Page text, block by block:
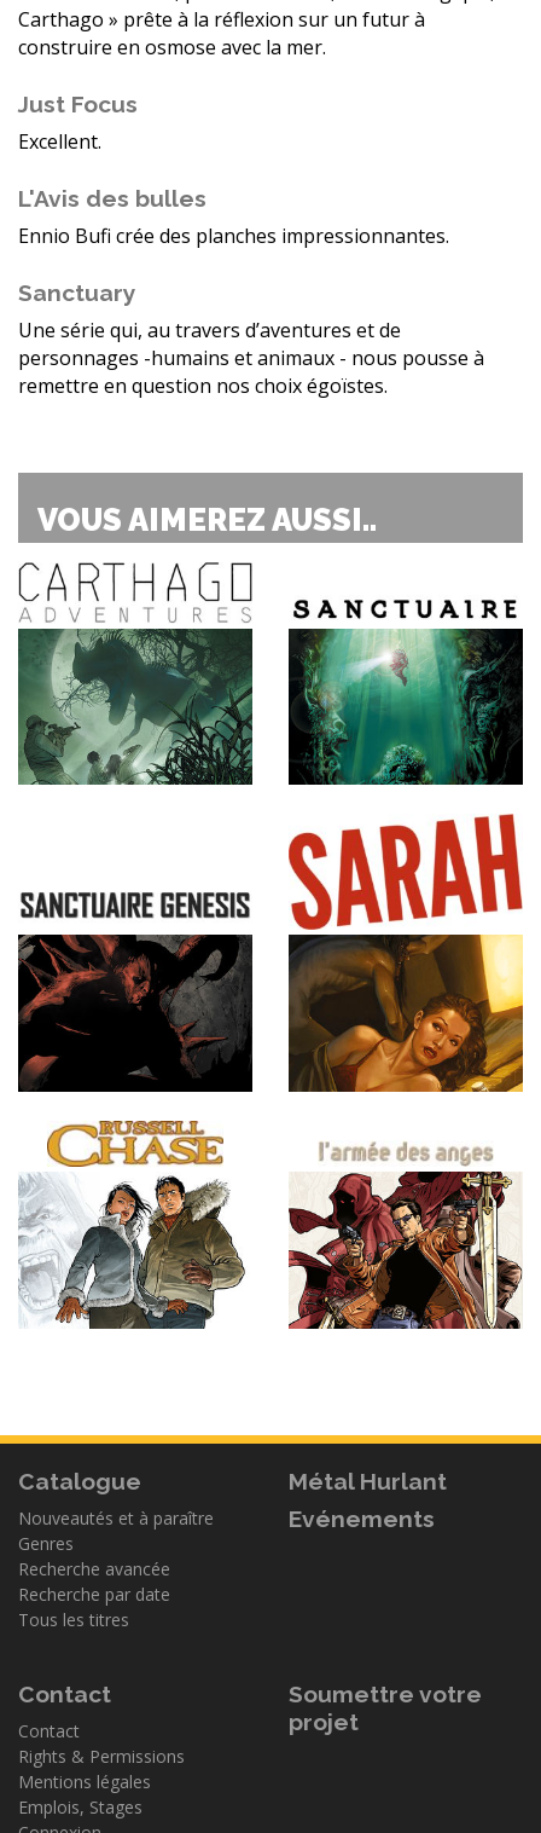
Carthago » prête à la réflexion sur un futur à
construire en osmose avec la mer.
Just Focus
Excellent.
L'Avis des bulles
Ennio Bufi crée des planches impressionnantes.
Sanctuary
Une série qui, au travers d’aventures et de
personnages -humains et animaux - nous pousse à
remettre en question nos choix égoïstes.
VOUS AIMEREZ AUSSI..
Catalogue
Nouveautés et à paraître
Genres
Recherche avancée
Recherche par date
Tous les titres
Métal Hurlant
Evénements
Contact
Contact
Rights & Permissions
Mentions légales
Emplois, Stages
Soumettre votre
projet